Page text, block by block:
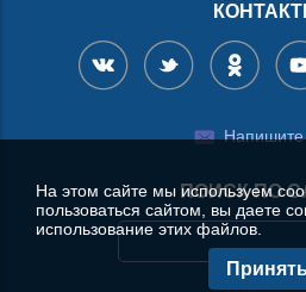
ПОИСК ПО
На этом сайте мы используем
пользоваться сайтом, вы даете
использование этих файлов.